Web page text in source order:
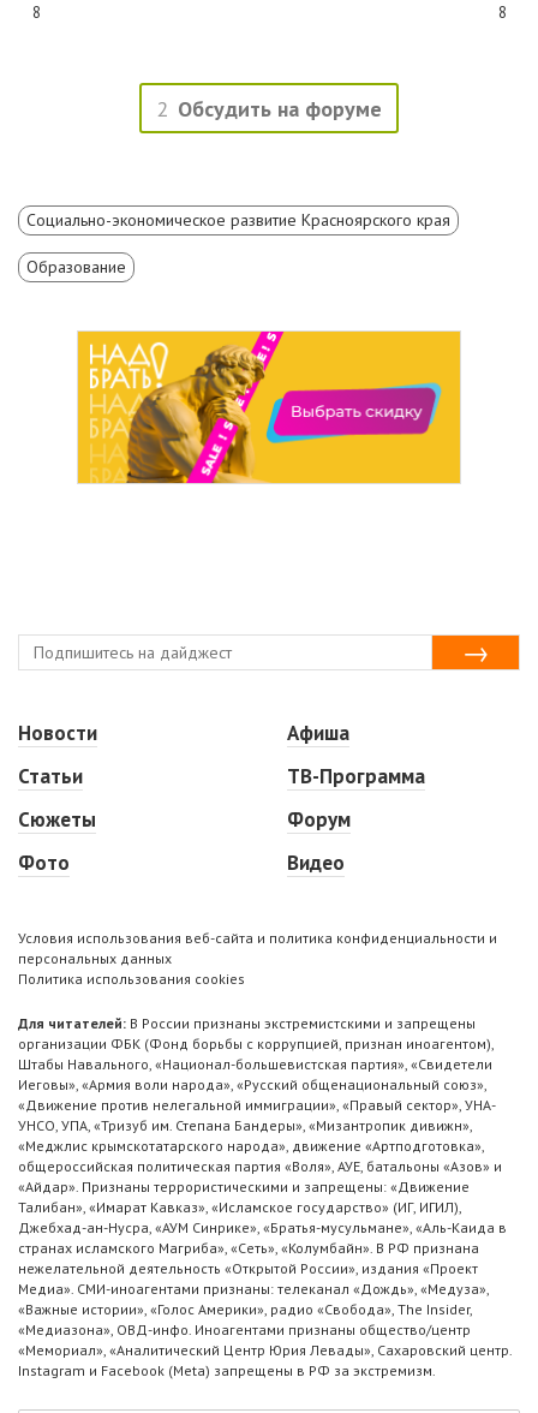
8 8
2 Обсудить на форуме
Социально-экономическое развитие Красноярского края
Образование
Новости
Статьи
Сюжеты
Фото
Афиша
ТВ-Программа
Форум
Видео
Условия использования веб-сайта и политика конфиденциальности и
персональных данных
Политика использования cookies
Для читателей: В России признаны экстремистскими и запрещены
организации ФБК (Фонд борьбы с коррупцией, признан иноагентом),
Штабы Навального, «Национал-большевистская партия», «Свидетели
Иеговы», «Армия воли народа», «Русский общенациональный союз»,
«Движение против нелегальной иммиграции», «Правый сектор», УНА-
УНСО, УПА, «Тризуб им. Степана Бандеры», «Мизантропик дивижн»,
«Меджлис крымскотатарского народа», движение «Артподготовка»,
общероссийская политическая партия «Воля», АУЕ, батальоны «Азов» и
«Айдар». Признаны террористическими и запрещены: «Движение
Талибан», «Имарат Кавказ», «Исламское государство» (ИГ, ИГИЛ),
Джебхад-ан-Нусра, «АУМ Синрике», «Братья-мусульмане», «Аль-Каида в
странах исламского Магриба», «Сеть», «Колумбайн». В РФ признана
нежелательной деятельность «Открытой России», издания «Проект
Медиа». СМИ-иноагентами признаны: телеканал «Дождь», «Медуза»,
«Важные истории», «Голос Америки», радио «Свобода», The Insider,
«Медиазона», ОВД-инфо. Иноагентами признаны общество/центр
«Мемориал», «Аналитический Центр Юрия Левады», Сахаровский центр.
Instagram и Facebook (Metа) запрещены в РФ за экстремизм.